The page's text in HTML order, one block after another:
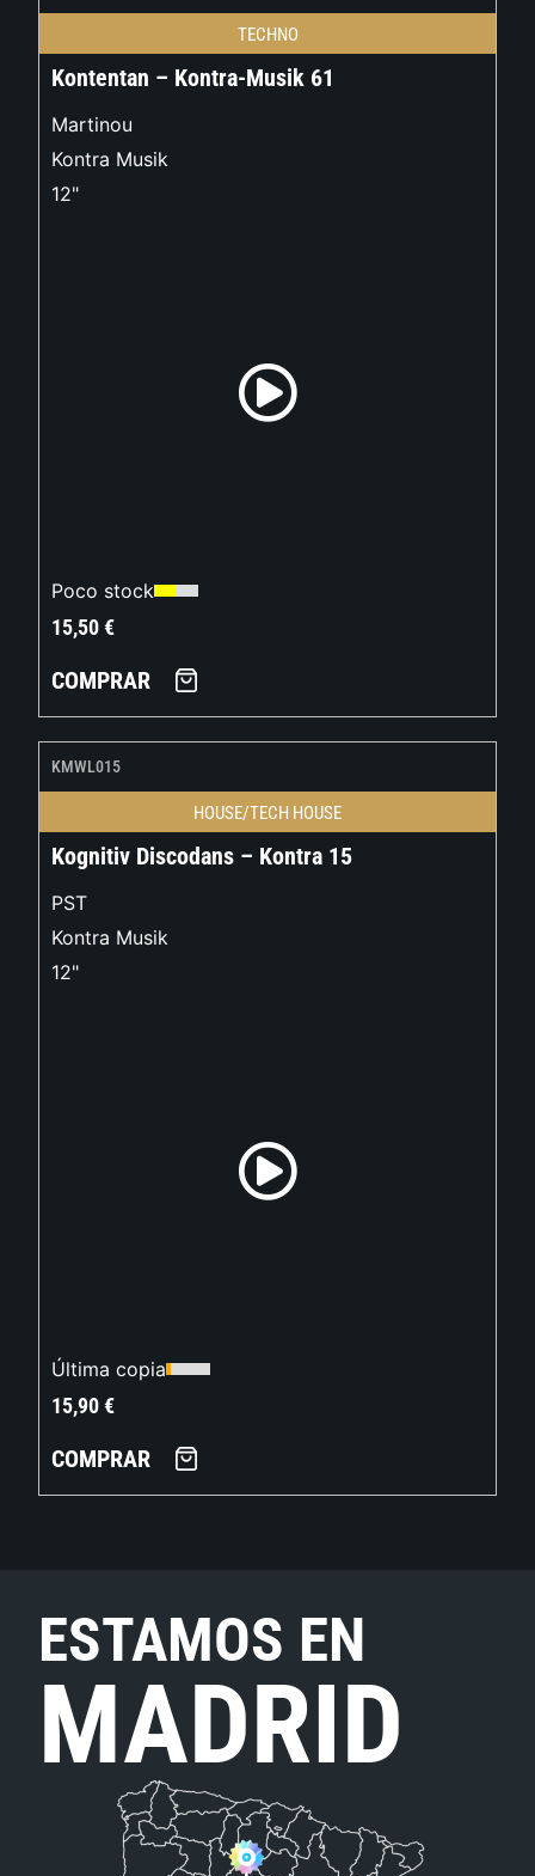
TECHNO
Kontentan – Kontra-Musik 61
Martinou
Kontra Musik
12"
Poco stock
15,50€
COMPRAR
KMWL015
HOUSE/TECH HOUSE
Kognitiv Discodans – Kontra 15
PST
Kontra Musik
12"
Última copia
15,90€
COMPRAR
ESTAMOS EN
MADRID